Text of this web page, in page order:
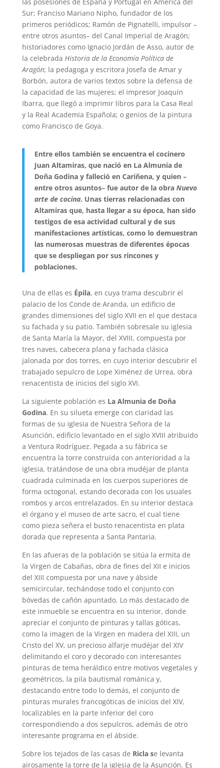
Sur; Franciso Mariano Nipho, fundador de los
primeros periódicos; Ramón de Pignatelli, impulsor –
entre otros asuntos– del Canal Imperial de Aragón;
historiadores como Ignacio Jordán de Asso, autor de
la celebrada Historia de la Economía Política de
Aragón; la pedagoga y escritora Josefa de Amar y
Borbón, autora de varios textos sobre la defensa de
la capacidad de las mujeres; el impresor Joaquín
Ibarra, que llegó a imprimir libros para la Casa Real
y la Real Academia Española; o genios de la pintura
como Francisco de Goya.
Entre ellos también se encuentra el cocinero
Juan Altamiras, que nació en La Almunia de
Doña Godina y falleció en Cariñena, y quien –
entre otros asuntos– fue autor de la obra Nuevo
arte de cocina. Unas tierras relacionadas con
Altamiras que, hasta llegar a su época, han sido
testigos de esa actividad cultural y de sus
manifestaciones artísticas, como lo demuestran
las numerosas muestras de diferentes épocas
que se despliegan por sus rincones y
poblaciones.
Una de ellas es Épila, en cuya trama descubrir el
palacio de los Conde de Aranda, un edificio de
grandes dimensiones del siglo XVII en el que destaca
su fachada y su patio. También sobresale su iglesia
de Santa María la Mayor, del XVIII, compuesta por
tres naves, cabecera plana y fachada clásica
jalonada por dos torres, en cuyo interior descubrir el
trabajado sepulcro de Lope Ximénez de Urrea, obra
renacentista de inicios del siglo XVI.
La siguiente población es La Almunia de Doña
Godina. En su silueta emerge con claridad las
formas de su iglesia de Nuestra Señora de la
Asunción, edificio levantado en el siglo XVIII atribuido
a Ventura Rodríguez. Pegada a su fábrica se
encuentra la torre construida con anterioridad a la
iglesia, tratándose de una obra mudéjar de planta
cuadrada culminada en los cuerpos superiores de
forma octogonal, estando decorada con los usuales
rombos y arcos entrelazados. En su interior destaca
el órgano y el museo de arte sacro, el cual tiene
como pieza señera el busto renacentista en plata
dorada que representa a Santa Pantaria.
En las afueras de la población se sitúa la ermita de
la Virgen de Cabañas, obra de fines del XII e inicios
del XIII compuesta por una nave y ábside
semicircular, techándose todo el conjunto con
bóvedas de cañón apuntado. Lo más destacado de
este inmueble se encuentra en su interior, donde
apreciar el conjunto de pinturas y tallas góticas,
como la imagen de la Virgen en madera del XIII, un
Cristo del XV, un precioso alfarje mudéjar del XIV
delimitando el coro y decorado con interesantes
pinturas de tema heráldico entre motivos vegetales y
geométricos, la pila bautismal románica y,
destacando entre todo lo demás, el conjunto de
pinturas murales francogóticas de inicios del XIV,
localizables en la parte inferior del coro
correspondiendo a dos sepulcros, además de otro
interesante programa en el ábside.
Sobre los tejados de las casas de Ricla se levanta
airosamente la torre de la iglesia de la Asunción. Es